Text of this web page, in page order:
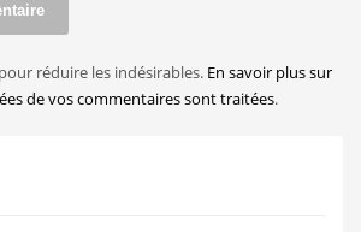
réduire les indésirables. En savoir plus sur
de vos commentaires sont traitées.